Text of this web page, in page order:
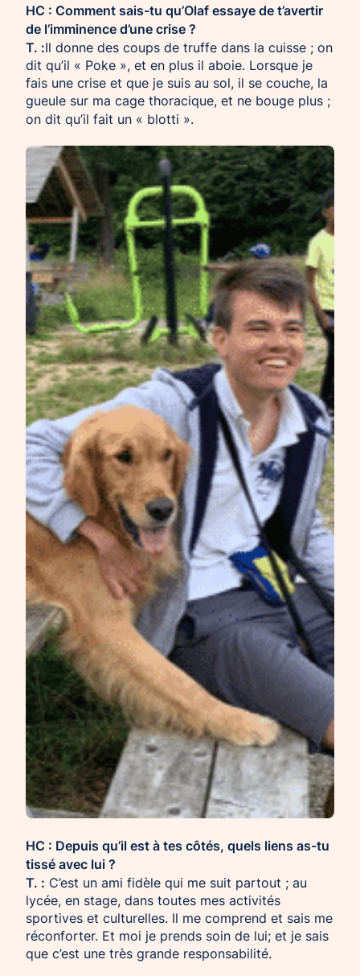
HC : Comment sais-tu qu’Olaf essaye de t’avertir
de l’imminence d’une crise ?
T. :Il donne des coups de truffe dans la cuisse ; on
dit qu’il « Poke », et en plus il aboie. Lorsque je
fais une crise et que je suis au sol, il se couche, la
gueule sur ma cage thoracique, et ne bouge plus ;
on dit qu’il fait un « blotti ».
HC : Depuis qu’il est à tes côtés, quels liens as-tu
tissé avec lui ?
T. : C’est un ami fidèle qui me suit partout ; au
lycée, en stage, dans toutes mes activités
sportives et culturelles. Il me comprend et sais me
réconforter. Et moi je prends soin de lui; et je sais
que c’est une très grande responsabilité.